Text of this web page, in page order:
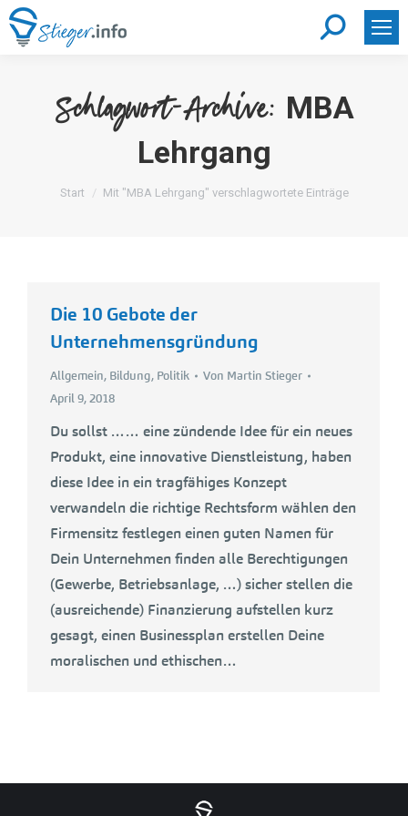
Search:
Schlagwort-Archive: MBA
Lehrgang
Sie befinden sich hier:
Start Mit "MBA Lehrgang" verschlagwortete Einträge
Die 10 Gebote der
Unternehmensgründung
Allgemein, Bildung, Politik Von Martin Stieger
April 9, 2018
Du sollst …… eine zündende Idee für ein neues
Produkt, eine innovative Dienstleistung, haben
diese Idee in ein tragfähiges Konzept
verwandeln die richtige Rechtsform wählen den
Firmensitz festlegen einen guten Namen für
Dein Unternehmen finden alle Berechtigungen
(Gewerbe, Betriebsanlage, …) sicher stellen die
(ausreichende) Finanzierung aufstellen kurz
gesagt, einen Businessplan erstellen Deine
moralischen und ethischen…